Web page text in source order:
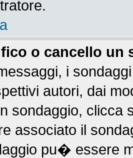
o cancello un
i
autori, dai
sondaggio, clicca
associato il
pu� essere